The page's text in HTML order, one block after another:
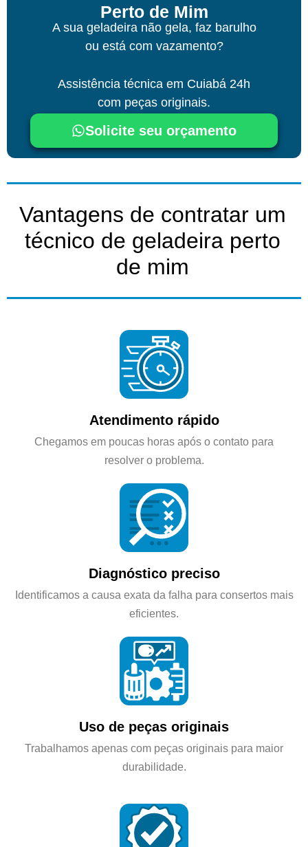
Perto de Mim
A sua geladeira não gela, faz barulho
ou está com vazamento?
Assistência técnica em Cuiabá 24h
com peças originais.
Solicite seu orçamento
Vantagens de contratar um
técnico de geladeira perto
de mim
Atendimento rápido
Chegamos em poucas horas após o contato para
resolver o problema.
Diagnóstico preciso
Identificamos a causa exata da falha para consertos mais
eficientes.
Uso de peças originais
Trabalhamos apenas com peças originais para maior
durabilidade.